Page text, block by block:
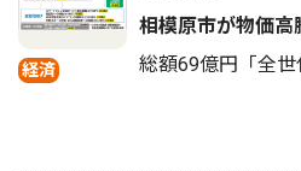
経済
相模原市が物価高
総額69億円「全